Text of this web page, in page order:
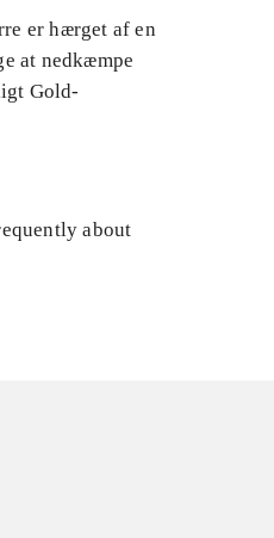
er hærget af en
at nedkæmpe
Gold-
about